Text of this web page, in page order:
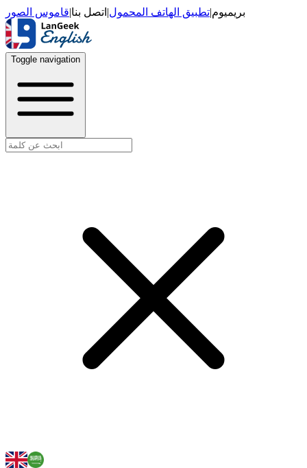
بريميوم|تطبيق الهاتف المحمول| اتصل بنا|قاموس الصور
Toggle navigation